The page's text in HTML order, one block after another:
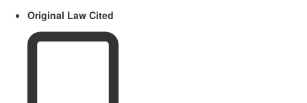
Original Law Cited